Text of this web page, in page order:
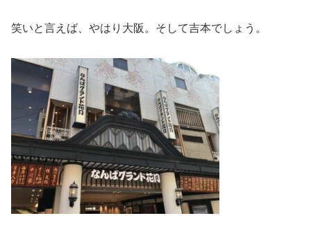
笑いと言えば、やはり大阪。そして吉本でしょう。